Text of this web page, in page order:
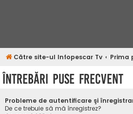
Către site-ul Infopescar Tv Prima
Întrebări puse frecvent
Probleme de autentificare şi
De ce trebuie să mă înregistrez?